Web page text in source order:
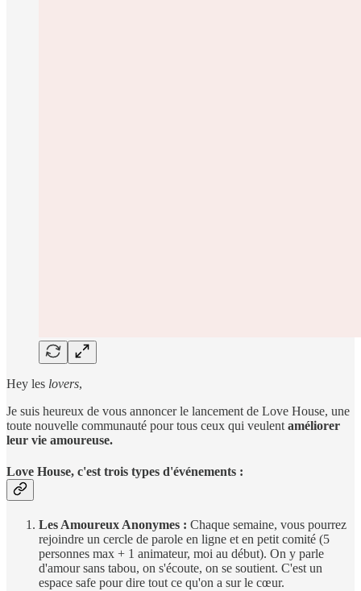
Hey les lovers,
Je suis heureux de vous annoncer le lancement de Love House, une
toute nouvelle communauté pour tous ceux qui veulent améliorer
leur vie amoureuse.
Love House, c'est trois types d'événements :
Les Amoureux Anonymes : Chaque semaine, vous pourrez
rejoindre un cercle de parole en ligne et en petit comité (5
personnes max + 1 animateur, moi au début). On y parle
d'amour sans tabou, on s'écoute, on se soutient. C'est un
espace safe pour dire tout ce qu'on a sur le cœur.